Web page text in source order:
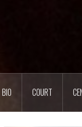
BIO COURT